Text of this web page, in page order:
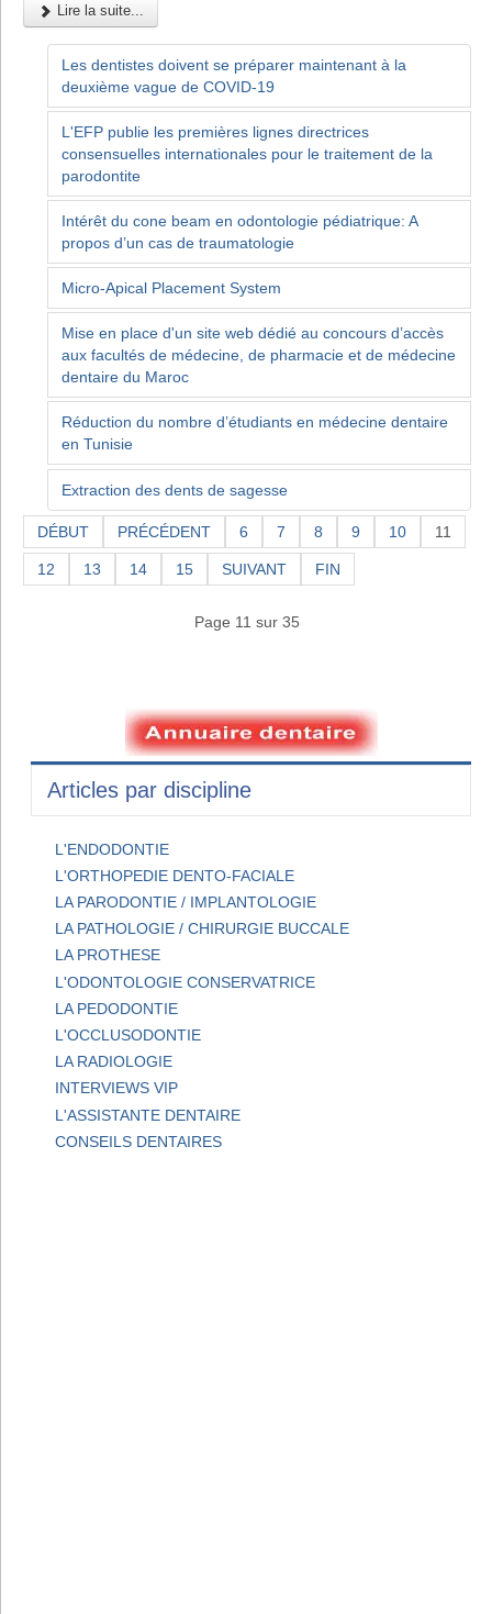
Lire la suite...
Les dentistes doivent se préparer maintenant à la
deuxième vague de COVID-19
L'EFP publie les premières lignes directrices
consensuelles internationales pour le traitement de la
parodontite
Intérêt du cone beam en odontologie pédiatrique: A
propos d’un cas de traumatologie
Micro-Apical Placement System
Mise en place d'un site web dédié au concours d’accès
aux facultés de médecine, de pharmacie et de médecine
dentaire du Maroc
Réduction du nombre d’étudiants en médecine dentaire
en Tunisie
Extraction des dents de sagesse
DÉBUT PRÉCÉDENT 6 7 8 9 10 11
12 13 14 15 SUIVANT FIN
Page 11 sur 35
Articles par discipline
L'ENDODONTIE
L'ORTHOPEDIE DENTO-FACIALE
LA PARODONTIE / IMPLANTOLOGIE
LA PATHOLOGIE / CHIRURGIE BUCCALE
LA PROTHESE
L'ODONTOLOGIE CONSERVATRICE
LA PEDODONTIE
L'OCCLUSODONTIE
LA RADIOLOGIE
INTERVIEWS VIP
L'ASSISTANTE DENTAIRE
CONSEILS DENTAIRES